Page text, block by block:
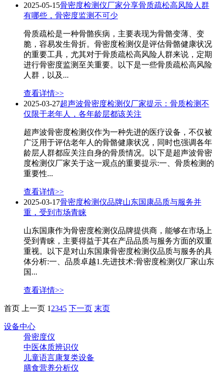
2025-05-15骨密度检测仪厂家分享骨质疏松高风险人群
有哪些，骨密度监测不可少
骨质疏松是一种骨骼疾病，主要表现为骨骼变薄、变
脆，容易发生骨折。骨密度检测仪是评估骨骼健康状况
的重要工具，尤其对于骨质疏松高风险人群来说，定期
进行骨密度监测至关重要。以下是一些骨质疏松高风险
人群，以及...
查看详情>>
2025-03-27超声波骨密度检测仪厂家提示：骨质检测不
仅限于老年人，各年龄层都该关注
超声波骨密度检测仪作为一种先进的医疗设备，不仅被
广泛用于评估老年人的骨骼健康状况，同时也强调各年
龄层人群都应关注自身的骨质情况。以下是超声波骨密
度检测仪厂家关于这一观点的重要提示:一、骨质检测的
重要性...
查看详情>>
2025-03-17骨密度检测仪品牌山东国康品质与服务并
重，受到市场青睐
山东国康作为骨密度检测仪品牌提供商，能够在市场上
受到青睐，主要得益于其在产品品质与服务方面的双重
重视。以下是对山东国康骨密度检测仪品质与服务的具
体分析:一、品质卓越1.先进技术:骨密度检测仪厂家山东
国...
查看详情>>
首页 上一页 1 2345 下一页 末页
设备中心
骨密度仪
中医体质辨识仪
儿童语言康复类设备
膳食营养分析仪